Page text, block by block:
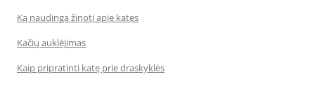
Ką naudinga žinoti apie kates
Kačių auklėjimas
Kaip pripratinti katę prie draskyklės